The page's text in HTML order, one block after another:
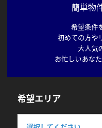
簡単物
希望条件
初めての方や
大人気
お忙しいあな
希望エリア